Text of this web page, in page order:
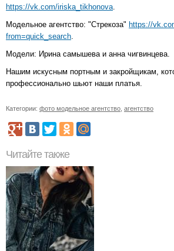
https://vk.com/iriska_tikhonova
Модельное агентство: "Стрекоза" https://
from=quick_search
Модели: Ирина самышева и анна чигвинцева.
Нашим искусным портным и закройщикам,
профессионально шьют наши платья.
Категории: фото модельное агентство агентство
Читайте также